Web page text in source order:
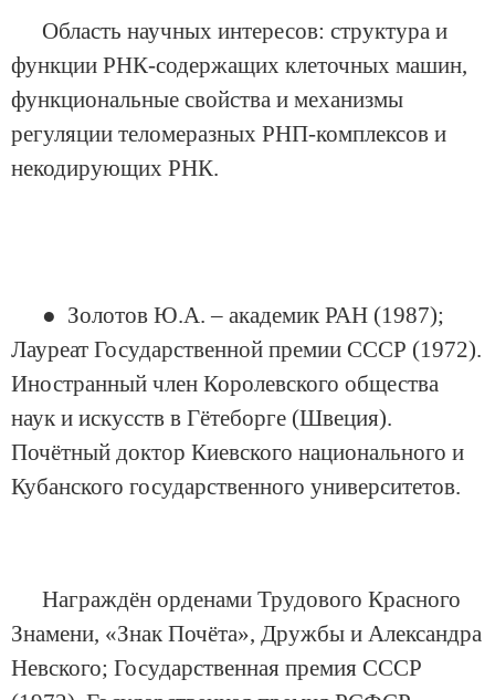
Область научных интересов: структура и
функции РНК-содержащих клеточных машин,
функциональные свойства и механизмы
регуляции теломеразных РНП-комплексов и
некодирующих РНК.
● Золотов Ю.А. – академик РАН (1987);
Лауреат Государственной премии СССР (1972).
Иностранный член Королевского общества
наук и искусств в Гётеборге (Швеция).
Почётный доктор Киевского национального и
Кубанского государственного университетов.
Награждён орденами Трудового Красного
Знамени, «Знак Почёта», Дружбы и Александра
Невского; Государственная премия СССР